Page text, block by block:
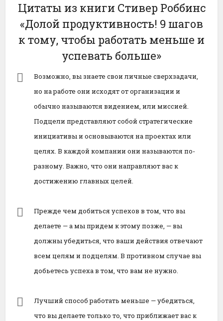
Цитаты из книги Стивер Роббинс
«Долой продуктивность! 9 шагов
к тому, чтобы работать меньше и
успевать больше»
Возможно, вы знаете свои личные сверхзадачи,
но на работе они исходят от организации и
обычно называются видением, или миссией.
Подцели представляют собой стратегические
инициативы и основываются на проектах или
целях. В каждой компании они называются по-
разному. Важно, что они направляют вас к
достижению главных целей.
Прежде чем добиться успехов в том, что вы
делаете — а мы придем к этому позже, — вы
должны убедиться, что ваши действия отвечают
всем целям и подцелям. В противном случае вы
добьетесь успеха в том, что вам не нужно.
Лучший способ работать меньше — убедиться,
что вы делаете только то, что приближает вас к